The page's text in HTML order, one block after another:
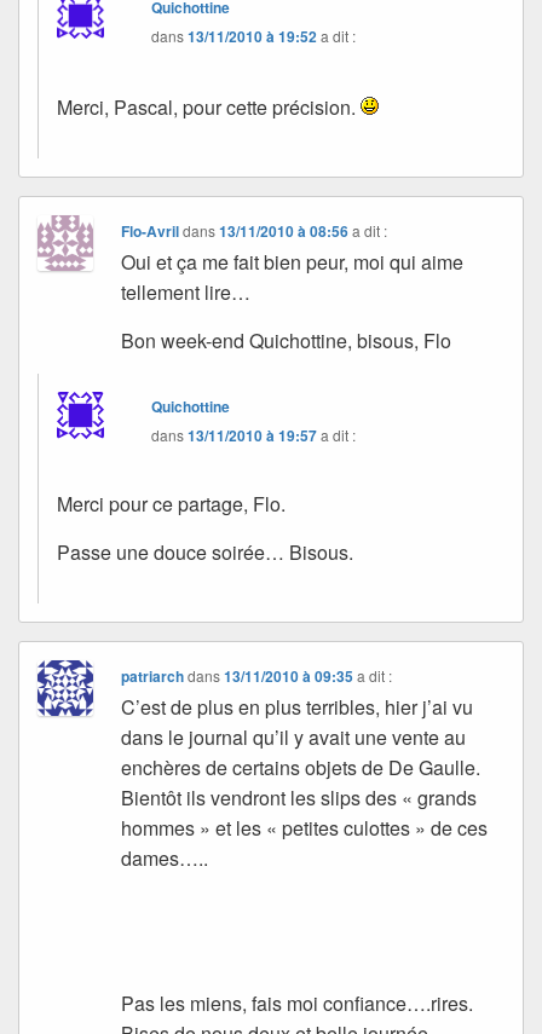
Quichottine
dans13/11/2010 à 19:52a dit :
Merci, Pascal, pour cette précision.
Flo-Avrildans13/11/2010 à 08:56 a dit :
Oui et ça me fait bien peur, moi qui aime
tellement lire…
Bon week-end Quichottine, bisous, Flo
Quichottine
dans13/11/2010 à 19:57a dit :
Merci pour ce partage, Flo.
Passe une douce soirée… Bisous.
patriarchdans13/11/2010 à 09:35 a dit :
C’est de plus en plus terribles, hier j’ai vu
dans le journal qu’il y avait une vente au
enchères de certains objets de De Gaulle.
Bientôt ils vendront les slips des « grands
hommes » et les « petites culottes » de ces
dames…..
Pas les miens, fais moi confiance….rires.